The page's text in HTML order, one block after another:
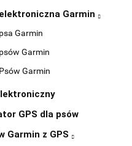
Garmin
Garmin
Garmin
Garmin
GPS dla psów
Garmin z GPS